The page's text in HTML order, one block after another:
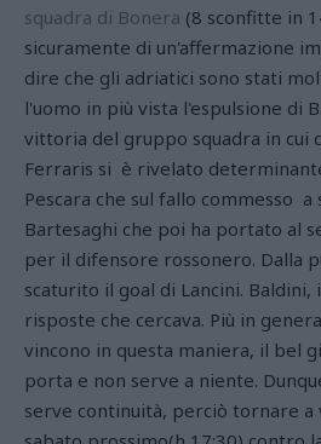
squadra di Bonera (8 sconfitte in
sicuramente di un'affermazione
dire che gli adriatici sono stati
l'uomo in più vista l'espulsione di
vittoria del gruppo squadra in cui
Ferraris si è rivelato
Pescara che sul fallo commesso a
Bartesaghi che poi ha portato al
per il difensore rossonero. Dalla
scaturito il goal di Lancini. Baldini,
risposte che cercava. Più in
vincono in questa maniera, il bel
porta e non serve a niente.
serve continuità, perciò tornare a